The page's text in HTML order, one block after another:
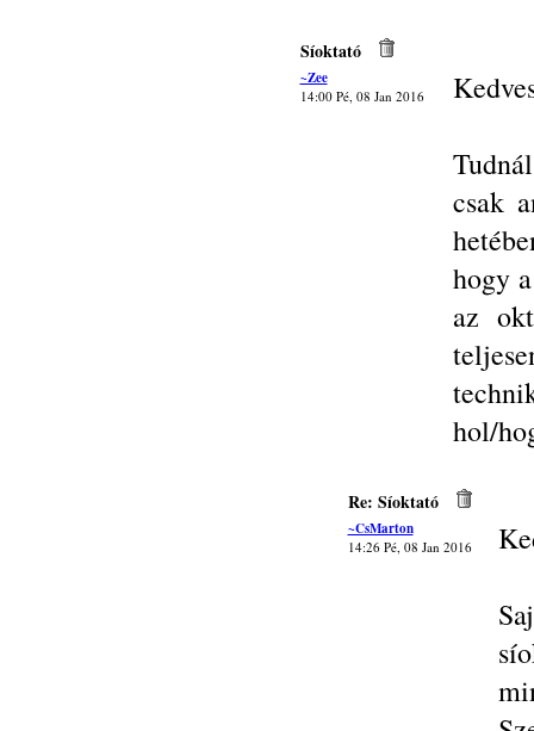
Síoktató
~Zee
14:00 Pé, 08 Jan 2016
csak
hogy
az
hol/
Re: Síoktató
~CsMarton
14:26 Pé, 08 Jan 2016